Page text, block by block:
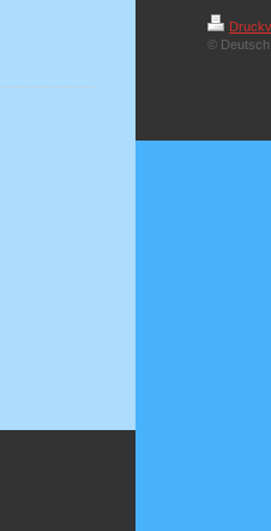
© Deutsch